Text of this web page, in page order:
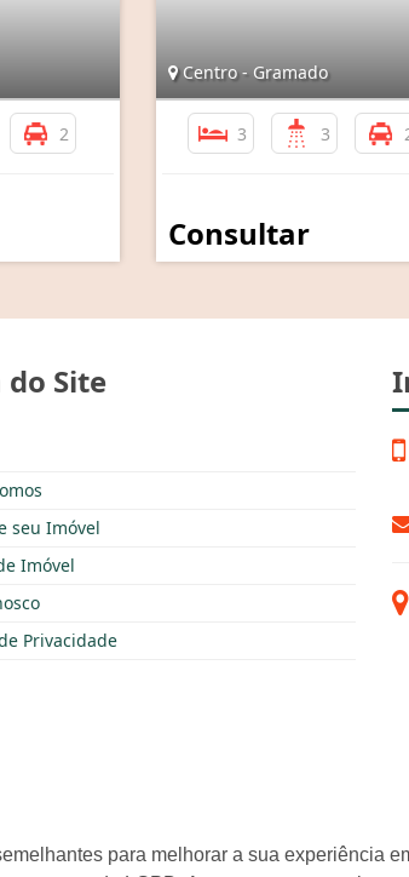
para melhorar a sua experiência
2
Centro - Gramado
3 3
Consultar
do Site
seu Imóvel
Imóvel
Privacidade